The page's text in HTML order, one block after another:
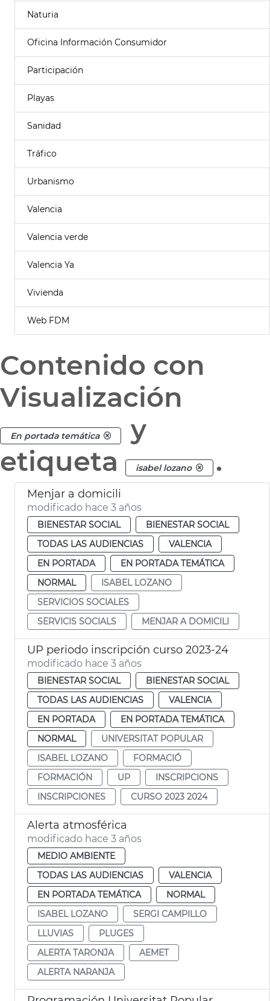
Naturia
Oficina Información Consumidor
Participación
Playas
Sanidad
Tráfico
Urbanismo
Valencia
Valencia verde
Valencia Ya
Vivienda
Web FDM
Contenido con
Visualización
En portada temática
y
etiqueta
isabel lozano .
Menjar a domicili
modificado hace 3 años
BIENESTAR SOCIAL
BIENESTAR SOCIAL
TODAS LAS AUDIENCIAS
VALENCIA
EN PORTADA
EN PORTADA TEMÁTICA
NORMAL
ISABEL LOZANO
SERVICIOS SOCIALES
SERVICIS SOCIALS
MENJAR A DOMICILI
UP periodo inscripción curso 2023-24
modificado hace 3 años
BIENESTAR SOCIAL
BIENESTAR SOCIAL
TODAS LAS AUDIENCIAS
VALENCIA
EN PORTADA
EN PORTADA TEMÁTICA
NORMAL
UNIVERSITAT POPULAR
ISABEL LOZANO
FORMACIÓ
FORMACIÓN
UP
INSCRIPCIONS
INSCRIPCIONES
CURSO 2023 2024
Alerta atmosférica
modificado hace 3 años
MEDIO AMBIENTE
TODAS LAS AUDIENCIAS
VALENCIA
EN PORTADA TEMÁTICA
NORMAL
ISABEL LOZANO
SERGI CAMPILLO
LLUVIAS
PLUGES
ALERTA TARONJA
AEMET
ALERTA NARANJA